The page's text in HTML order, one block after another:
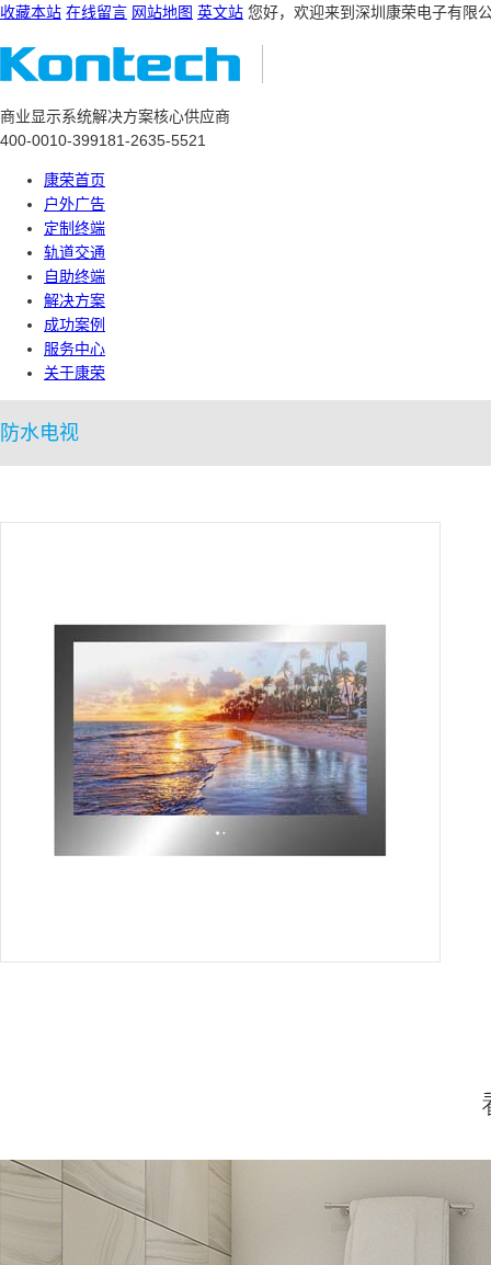
收藏本站 在线留言 网站地图 英文站 您好，欢迎来到深圳康荣电子有限
商业显示系统解决方案核心供应商
400-0010-399181-2635-5521
康荣首页
户外广告
定制终端
轨道交通
自助终端
解决方案
成功案例
服务中心
关于康荣
防水电视